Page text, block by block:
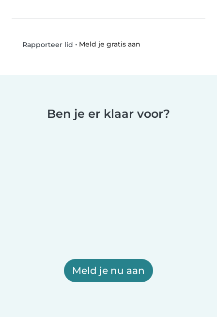
Rapporteer lid • Meld je gratis aan
Ben je er klaar voor?
Meld je nu aan